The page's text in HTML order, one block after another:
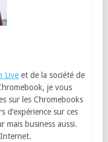
Live et de la société de
je vous
sur les Chromebooks
d’expérience sur ces
mais business aussi.